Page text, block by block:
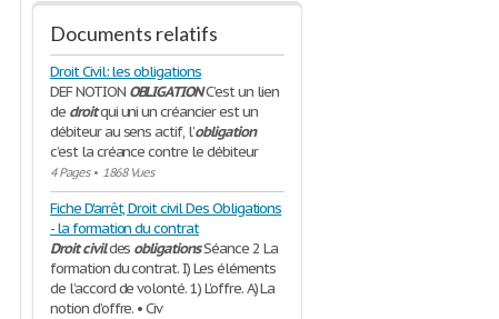
Documents relatifs
Droit Civil: les obligations
DEF NOTION OBLIGATIONC’est un lien
de droitqui uni un créancier est un
débiteur au sens actif, l’obligation
c’est la créance contre le débiteur
4 Pages• 1868 Vues
Fiche D'arrêt, Droit civil Des Obligations
- la formation du contrat
Droitcivildes obligationsSéance 2 La
formation du contrat. I) Les éléments
de l’accord de volonté. 1) L’offre. A) La
notion d’offre. • Civ